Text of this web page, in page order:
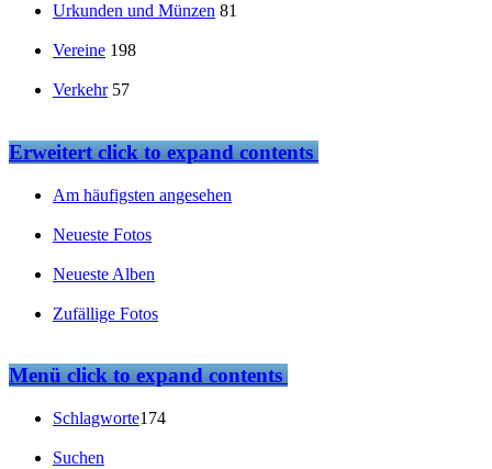
Urkunden und Münzen 81
Vereine 198
Verkehr 57
Erweitertclick to expand contents
Am häufigsten angesehen
Neueste Fotos
Neueste Alben
Zufällige Fotos
Menüclick to expand contents
Schlagworte174
Suchen